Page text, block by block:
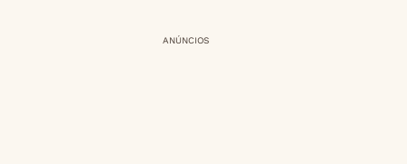
ANÚNCIOS